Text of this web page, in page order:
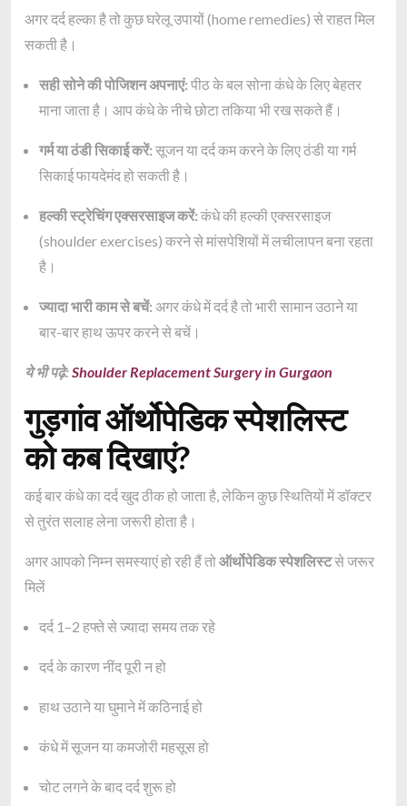
अगर दर्द हल्का है तो कुछ घरेलू उपायों (home remedies) से राहत मिल
सकती है।
सही सोने की पोजिशन अपनाएं: पीठ के बल सोना कंधे के लिए बेहतर
माना जाता है। आप कंधे के नीचे छोटा तकिया भी रख सकते हैं।
गर्म या ठंडी सिकाई करें: सूजन या दर्द कम करने के लिए ठंडी या गर्म
सिकाई फायदेमंद हो सकती है।
हल्की स्ट्रेचिंग एक्सरसाइज करें: कंधे की हल्की एक्सरसाइज
(shoulder exercises) करने से मांसपेशियों में लचीलापन बना रहता
है।
ज्यादा भारी काम से बचें: अगर कंधे में दर्द है तो भारी सामान उठाने या
बार-बार हाथ ऊपर करने से बचें।
ये भी पढ़े:Shoulder Replacement Surgery in Gurgaon
गुड़गांव ऑर्थोपेडिक स्पेशलिस्ट
को कब दिखाएं?
कई बार कंधे का दर्द खुद ठीक हो जाता है, लेकिन कुछ स्थितियों में डॉक्टर
से तुरंत सलाह लेना जरूरी होता है।
अगर आपको निम्न समस्याएं हो रही हैं तोऑर्थोपेडिक स्पेशलिस्टसे जरूर
मिलें
दर्द 1–2 हफ्ते से ज्यादा समय तक रहे
दर्द के कारण नींद पूरी न हो
हाथ उठाने या घुमाने में कठिनाई हो
कंधे में सूजन या कमजोरी महसूस हो
चोट लगने के बाद दर्द शुरू हो